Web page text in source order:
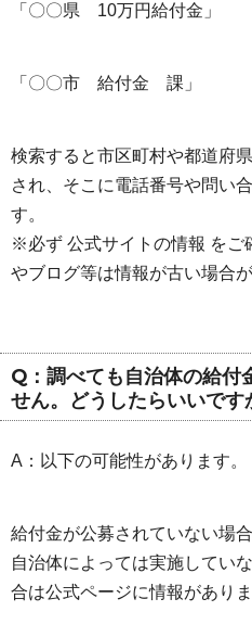
「〇〇県 10万円給付金」
「〇〇市 給付金 課」
検索すると市区町村や都道府
され、そこに電話番号や問い
す。
※必ず 公式サイトの情報 をご
やブログ等は情報が古い場合が
Q：調べても自治体の給付
せん。どうしたらいいです
A：以下の可能性があります。
給付金が公募されていない場合
自治体によっては実施してい
合は公式ページに情報がありま